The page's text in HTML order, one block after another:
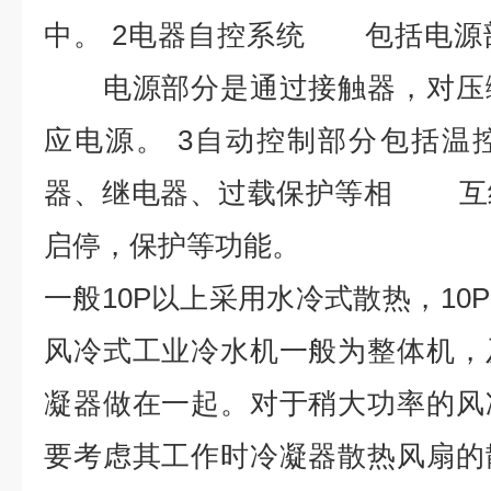
中。 2电器自控系统 包括电源
电源部分是通过接触器，对压
应电源。 3自动控制部分包括温
器、继电器、过载保护等相 互
启停，保护等功能。
一般10P以上采用水冷式散热，
风冷式工业冷水机一般为整体机
凝器做在一起。对于稍大功率的
要考虑其工作时冷凝器散热风扇